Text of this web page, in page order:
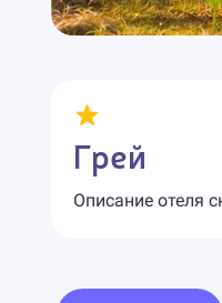
Грей
Описание отеля